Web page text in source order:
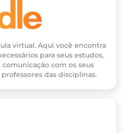
virtual. Aqui você encontra
para seus estudos,
com os seus
das disciplinas.